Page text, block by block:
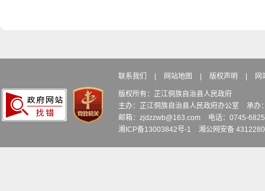
联系我们 网站地图 版权声明 网
版权所有：芷江侗族自治县人民政府
主办：芷江侗族自治县人民政府办公室
承办
邮箱：zjdzzwb@163.com
电话：0745-
湘ICP备13003842号-1
湘公网安备